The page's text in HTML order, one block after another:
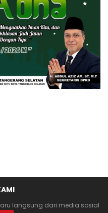
langsung dari media sosial